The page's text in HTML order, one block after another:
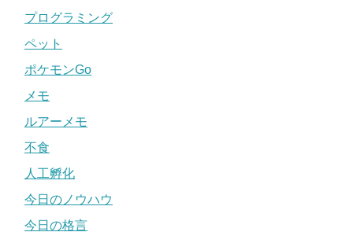
プログラミング
ペット
ポケモンGo
メモ
ルアーメモ
不食
人工孵化
今日のノウハウ
今日の格言